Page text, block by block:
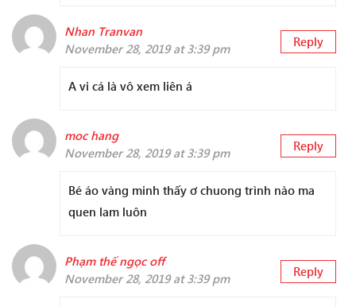
Nhan Tranvan
November 28, 2019 at 3:39 pm
Reply
A vi cá là vô xem liên á
moc hang
November 28, 2019 at 3:39 pm
Reply
Bé áo vàng minh thấy ơ chuong trình nào ma
quen lam luôn
Phạm thế ngọc off
November 28, 2019 at 3:39 pm
Reply